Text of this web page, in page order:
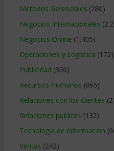
Métodos Gerenciales (280)
Negocios Internacionales
Negocios Online (1.405)
Operaciones y Logística (172)
Publicidad (306)
Recursos Humanos (865)
Relaciones con los clientes
Relaciones publicas (132)
Tecnologia de Informacion
Ventas (242)